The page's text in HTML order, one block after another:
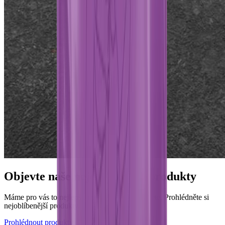
Objevte naše nejoblíbenější produkty
Máme pro vás to nejlepší, co si nejraději kupujete. Prohlédněte si
nejoblíbenější produkty.
Prohlédnout produkty